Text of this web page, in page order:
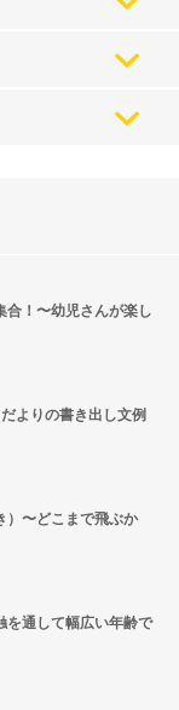
合！〜幼児さんが楽し
よりの書き出し文例
）〜どこまで飛ぶか
を通して幅広い年齢で